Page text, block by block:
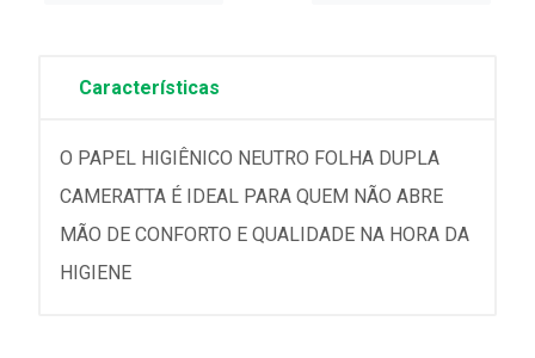
Características
O PAPEL HIGIÊNICO NEUTRO FOLHA DUPLA
CAMERATTA É IDEAL PARA QUEM NÃO ABRE
MÃO DE CONFORTO E QUALIDADE NA HORA DA
HIGIENE